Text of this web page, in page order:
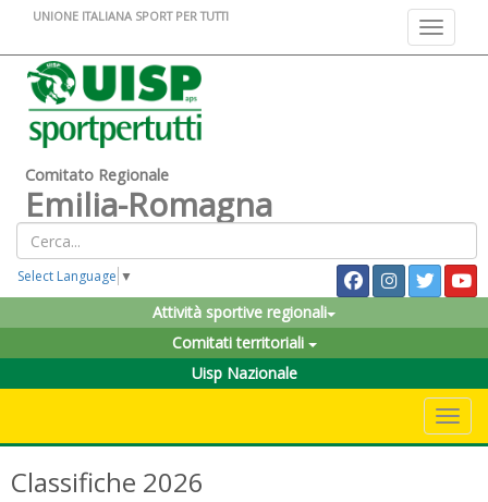
Toggle
UNIONE ITALIANA SPORT PER TUTTI
Comitato Regionale
Emilia-Romagna
Select Language ▼
Attività sportive regionali
Comitati territoriali
Uisp Nazionale
Classifiche 2026